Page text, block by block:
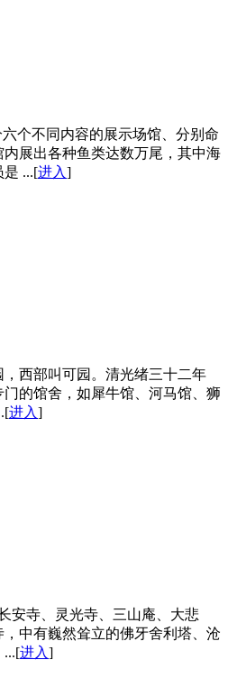
个不同内容的展示场馆、分别命
展出各种鱼类达数万尾，其中海
是 ...[进入]
西部叫可园。清光绪三十二年
的馆舍，如犀牛馆、河马馆、狮
进入]
安寺、灵光寺、三山庵、大悲
中有巍然耸立的佛牙舍利塔、沧
...[进入]